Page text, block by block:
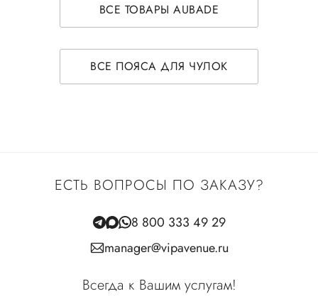
ВСЕ ТОВАРЫ AUBADE
ВСЕ ПОЯСА ДЛЯ ЧУЛОК
ЕСТЬ ВОПРОСЫ ПО ЗАКАЗУ?
8 800 333 49 29
manager@vipavenue.ru
Всегда к Вашим услугам!